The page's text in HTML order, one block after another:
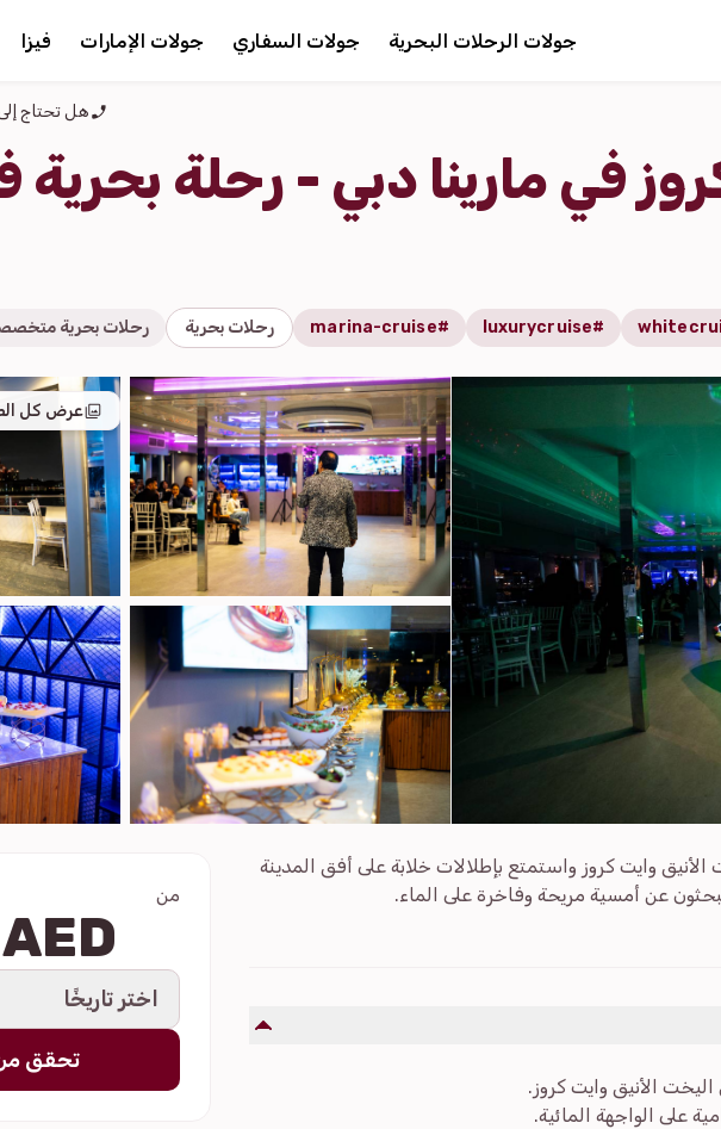
جولات الرحلات البحرية جولات السفاري جولات الإمارات فيزا
هل تحتاج
في مارينا دبي - رحلة بحرية
#luxurycruise
#marina-cruise رحلات بحرية رحلات بحرية
عرض كل
من
اختر تاريخًا
تحقق من
وايت كروز واستمتع بإطلالات خلابة على أفق المدينة
عن أمسية مريحة وفاخرة على الماء.
الأنيق وايت كروز.
على الواجهة المائية.